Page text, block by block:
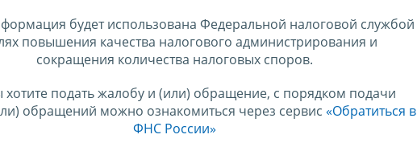
будет использована Федеральной налоговой службой
повышения качества налогового администрирования и
сокращения количества налоговых споров.
хотите подать жалобу и (или) обращение, с порядком подачи
обращений можно ознакомиться через сервис «Обратиться в
ФНС России»